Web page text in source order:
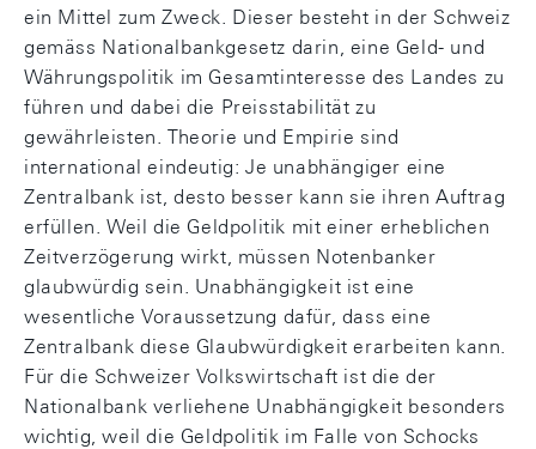
ein Mittel zum Zweck. Dieser besteht in der Schweiz
gemäss Nationalbankgesetz darin, eine Geld- und
Währungspolitik im Gesamtinteresse des Landes zu
führen und dabei die Preisstabilität zu
gewährleisten. Theorie und Empirie sind
international eindeutig: Je unabhängiger eine
Zentralbank ist, desto besser kann sie ihren Auftrag
erfüllen. Weil die Geldpolitik mit einer erheblichen
Zeitverzögerung wirkt, müssen Notenbanker
glaubwürdig sein. Unabhängigkeit ist eine
wesentliche Voraussetzung dafür, dass eine
Zentralbank diese Glaubwürdigkeit erarbeiten kann.
Für die Schweizer Volkswirtschaft ist die der
Nationalbank verliehene Unabhängigkeit besonders
wichtig, weil die Geldpolitik im Falle von Schocks